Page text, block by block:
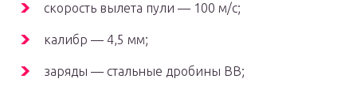
скорость вылета пули — 100 м/с;
калибр — 4,5 мм;
заряды — стальные дробины BB;